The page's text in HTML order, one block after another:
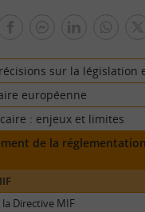
sur la législation
européenne
: enjeux et limites
de la
Directive MIF